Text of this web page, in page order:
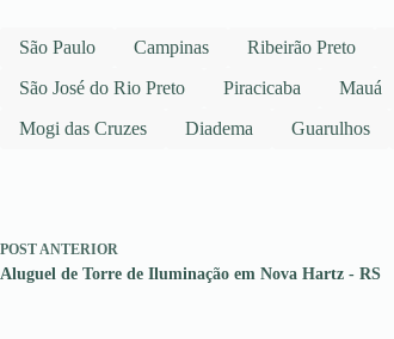
São Paulo Campinas Ribeirão Preto
São José do Rio Preto
Piracicaba Mauá
Mogi das Cruzes
Diadema Guarulhos
POSTANTERIOR
Aluguel de Torre de Iluminação em Nova Hartz - RS